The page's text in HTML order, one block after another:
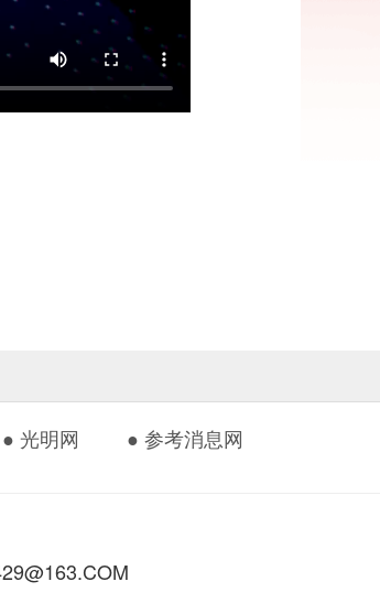
● 光明网 ● 参考消息网